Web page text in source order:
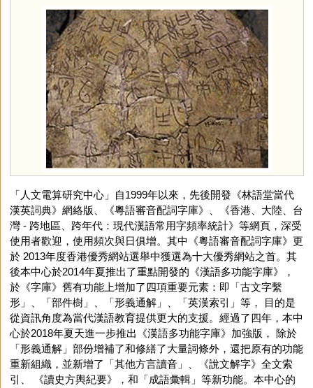
「人文電算研究中心」自1999年以來，先後開發《林語堂當代
漢英詞典》網絡版、《粵語審音配詞字庫》、《香港、大陸、台
灣 - 跨地區、跨年代：現代漢語常用字頻率統計》等網頁，深受
使用者歡迎，使用頻次與日俱增。其中《粵語審音配詞字庫》更
於 2013年度香港優秀網站選舉中獲選為十大優秀網站之首。其
後本中心於2014年夏推出了重點開發的《漢語多功能字庫》，
於《字庫》舊有功能上增加了四項重要元素：即「古文字繫
形」、「部件樹」、「形義通解」、「英漢索引」等， 目的是
從資訊角度為當代漢語教育提供更大的支援。經過了四年，本中
心於2018年夏天進一步推出《漢語多功能字庫》加強版， 除於
「形義通解」部份增補了和修繕了大量詞條外，還把原有的功能
重新組織，並新增了「其他方言讀音」、《說文解字》全文索
引、 《讀史方輿紀要》，和「成語彙輯」等新功能。本中心的